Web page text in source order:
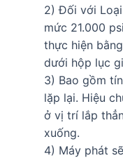
2) Đối với
mức 21.000
thực hiện
dưới hộp lục
3) Bao gồm
lặp lại. Hiệu
ở vị trí lắp
xuống.
4) Máy phát